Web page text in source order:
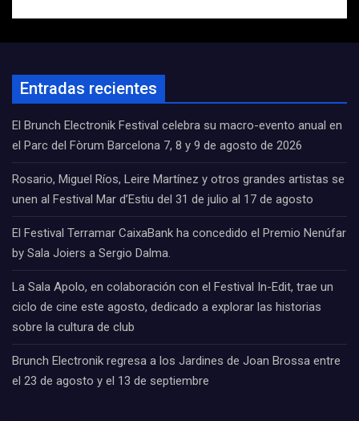
Entradas recientes
El Brunch Electronik Festival celebra su macro-evento anual en
el Parc del Fòrum Barcelona 7, 8 y 9 de agosto de 2026
Rosario, Miguel Ríos, Leire Martínez y otros grandes artistas se
unen al Festival Mar d’Estiu del 31 de julio al 17 de agosto
El Festival Terramar CaixaBank ha concedido el Premio Nenúfar
by Sala Joiers a Sergio Dalma.
La Sala Apolo, en colaboración con el Festival In-Edit, trae un
ciclo de cine este agosto, dedicado a explorar las historias
sobre la cultura de club
Brunch Electronik regresa a los Jardines de Joan Brossa entre
el 23 de agosto y el 13 de septiembre